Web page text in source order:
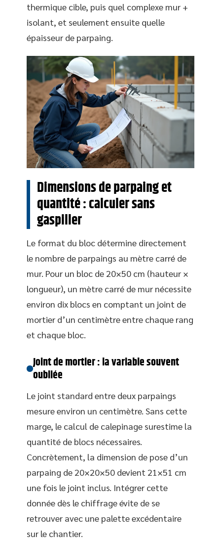
thermique cible, puis quel complexe mur +
isolant, et seulement ensuite quelle
épaisseur de parpaing.
Dimensions de parpaing et
quantité : calculer sans
gaspiller
Le format du bloc détermine directement
le nombre de parpaings au mètre carré de
mur. Pour un bloc de 20×50 cm (hauteur ×
longueur), un mètre carré de mur nécessite
environ dix blocs en comptant un joint de
mortier d’un centimètre entre chaque rang
et chaque bloc.
Joint de mortier : la variable souvent
oubliée
Le joint standard entre deux parpaings
mesure environ un centimètre. Sans cette
marge, le calcul de calepinage surestime la
quantité de blocs nécessaires.
Concrètement, la dimension de pose d’un
parpaing de 20×20×50 devient 21×51 cm
une fois le joint inclus. Intégrer cette
donnée dès le chiffrage évite de se
retrouver avec une palette excédentaire
sur le chantier.